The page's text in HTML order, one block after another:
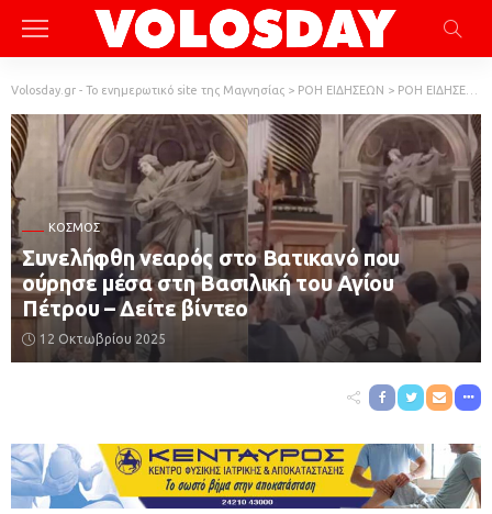
Volosday.gr - Το ενημερωτικό site της Μαγνησίας > ΡΟΗ ΕΙΔΗΣΕΩΝ > ΡΟΗ ΕΙΔΗΣΕΩΝ
ΚΌΣΜΟΣ
Συνελήφθη νεαρός στο Βατικανό που
ούρησε μέσα στη Βασιλική του Αγίου
Πέτρου – Δείτε βίντεο
12 Οκτωβρίου 2025